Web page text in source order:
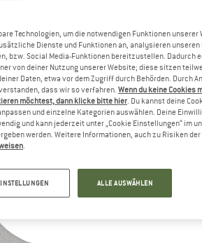
Technologien, um die notwendigen Funktionen unserer
Dienste und Funktionen an, analysieren
bzw. Social Media-Funktionen bereitzustellen. Dadurch
von deiner Nutzung unserer Website; diese sitzen
Daten, etwa vor dem Zugriff durch Behörden. Durch
dass wir so verfahren. Wenn du keine Cookies
möchtest, dann klicke bitte hier. Du kannst deine
und einzelne Kategorien auswählen. Deine
und kann jederzeit unter „Cookie Einstellungen“ im
werden. Weitere Informationen, auch zu Risiken
.
ALLE AUSWÄHLEN